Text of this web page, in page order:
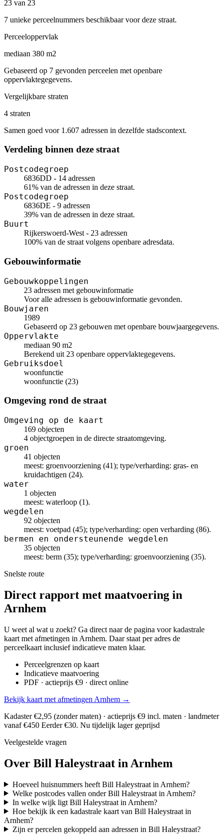
23 van 23
7 unieke perceelnummers beschikbaar voor deze straat.
Perceeloppervlak
mediaan 380 m2
Gebaseerd op 7 gevonden perceelen met openbare
oppervlaktegegevens.
Vergelijkbare straten
4 straten
Samen goed voor 1.607 adressen in dezelfde stadscontext.
Verdeling binnen deze straat
Postcodegroep
6836DD - 14 adressen
61% van de adressen in deze straat.
Postcodegroep
6836DE - 9 adressen
39% van de adressen in deze straat.
Buurt
Rijkerswoerd-West - 23 adressen
100% van de straat volgens openbare adresdata.
Gebouwinformatie
Gebouwkoppelingen
23 adressen met gebouwinformatie
Voor alle adressen is gebouwinformatie gevonden.
Bouwjaren
1989
Gebaseerd op 23 gebouwen met openbare bouwjaargegevens.
Oppervlakte
mediaan 90 m2
Berekend uit 23 openbare oppervlaktegegevens.
Gebruiksdoel
woonfunctie
woonfunctie (23)
Omgeving rond de straat
Omgeving op de kaart
169 objecten
4 objectgroepen in de directe straatomgeving.
groen
41 objecten
meest: groenvoorziening (41); type/verharding: gras- en
kruidachtigen (24).
water
1 objecten
meest: waterloop (1).
wegdelen
92 objecten
meest: voetpad (45); type/verharding: open verharding (86).
bermen en ondersteunende wegdelen
35 objecten
meest: berm (35); type/verharding: groenvoorziening (35).
Snelste route
Direct rapport met maatvoering in
Arnhem
U weet al wat u zoekt? Ga direct naar de pagina voor kadastrale
kaart met afmetingen in Arnhem. Daar staat per adres de
perceelkaart inclusief indicatieve maten klaar.
Perceelgrenzen op kaart
Indicatieve maatvoering
PDF · actieprijs €9 · direct online
Bekijk kaart met afmetingen Arnhem →
Kadaster €2,95 (zonder maten) · actieprijs €9 incl. maten · landmeter
vanaf €450 Eerder €30. Nu tijdelijk lager geprijsd
Veelgestelde vragen
Over Bill Haleystraat in Arnhem
Hoeveel huisnummers heeft Bill Haleystraat in Arnhem?
Welke postcodes vallen onder Bill Haleystraat in Arnhem?
In welke wijk ligt Bill Haleystraat in Arnhem?
Hoe bekijk ik een kadastrale kaart van Bill Haleystraat in
Arnhem?
Zijn er percelen gekoppeld aan adressen in Bill Haleystraat?